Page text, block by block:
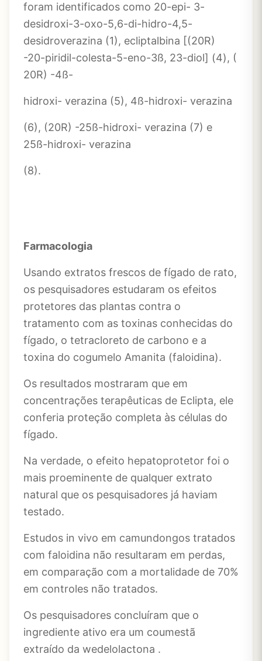
foram identificados como 20-epi- 3-
desidroxi-3-oxo-5,6-di-hidro-4,5-
desidroverazina (1), ecliptalbina [(20R)
-20-piridil-colesta-5-eno-3ß, 23-diol] (4), (
20R) -4ß-
hidroxi- verazina (5), 4ß-hidroxi- verazina
(6), (20R) -25ß-hidroxi- verazina (7) e
25ß-hidroxi- verazina
(8).
Farmacologia
Usando extratos frescos de fígado de rato,
os pesquisadores estudaram os efeitos
protetores das plantas contra o
tratamento com as toxinas conhecidas do
fígado, o tetracloreto de carbono e a
toxina do cogumelo Amanita (faloidina).
Os resultados mostraram que em
concentrações terapêuticas de Eclipta, ele
conferia proteção completa às células do
fígado.
Na verdade, o efeito hepatoprotetor foi o
mais proeminente de qualquer extrato
natural que os pesquisadores já haviam
testado.
Estudos in vivo em camundongos tratados
com faloidina não resultaram em perdas,
em comparação com a mortalidade de 70%
em controles não tratados.
Os pesquisadores concluíram que o
ingrediente ativo era um coumestã
extraído da wedelolactona .